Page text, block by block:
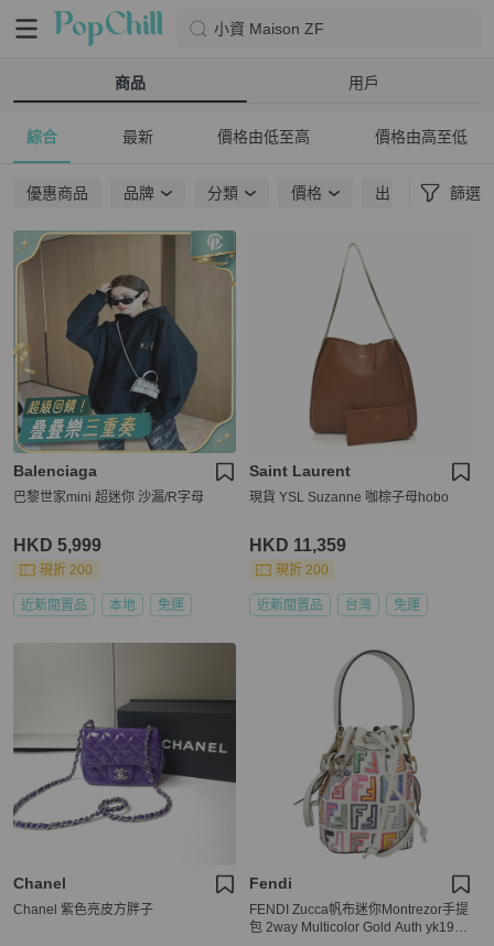
小資 Maison ZF
商品 用戶
綜合 最新 價格由低至高 價格由高至低
優惠商品 品牌 分類 價格 出貨地點 篩選
Balenciaga
巴黎世家mini 超迷你 沙漏/R字母
HKD 5,999
現折 200
近新閒置品 本地 免運
Saint Laurent
現貨 YSL Suzanne 咖棕子母hobo
HKD 11,359
現折 200
近新閒置品 台灣 免運
Chanel
Chanel 紫色亮皮方胖子
Fendi
FENDI Zucca帆布迷你Montrezor手提
包 2way Multicolor Gold Auth yk1935